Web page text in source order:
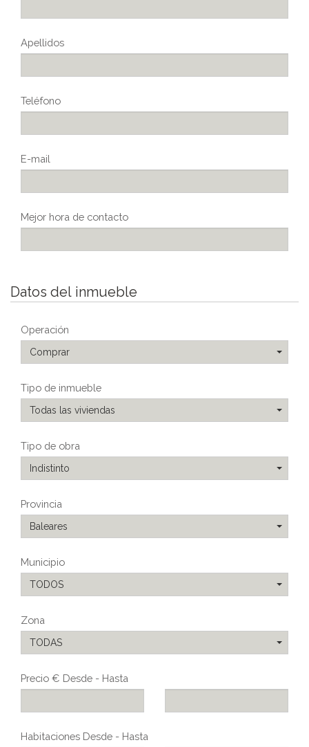
Apellidos
Teléfono
E-mail
Mejor hora de contacto
Datos del inmueble
Operación
Comprar
Tipo de inmueble
Todas las viviendas
Tipo de obra
Indistinto
Provincia
Baleares
Municipio
TODOS
Zona
TODAS
Precio € Desde - Hasta
Habitaciones Desde - Hasta